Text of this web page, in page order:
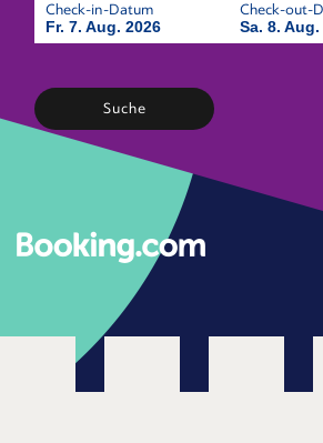
Check-in-Datum
Fr. 7. Aug. 2026
Check-out-
Sa. 8. Aug.